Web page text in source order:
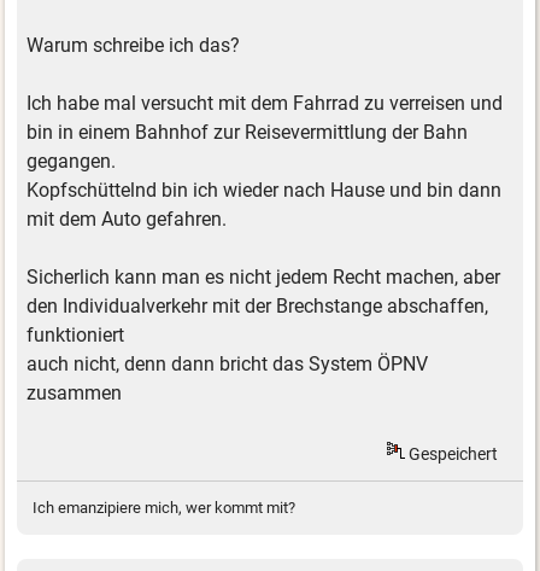
Warum schreibe ich das?
Ich habe mal versucht mit dem Fahrrad zu verreisen und
bin in einem Bahnhof zur Reisevermittlung der Bahn
gegangen.
Kopfschüttelnd bin ich wieder nach Hause und bin dann
mit dem Auto gefahren.
Sicherlich kann man es nicht jedem Recht machen, aber
den Individualverkehr mit der Brechstange abschaffen,
funktioniert
auch nicht, denn dann bricht das System ÖPNV
zusammen
Gespeichert
Ich emanzipiere mich, wer kommt mit?